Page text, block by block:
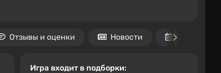
Отзывы и оценки Новости Даты
Игра входит в подборки: